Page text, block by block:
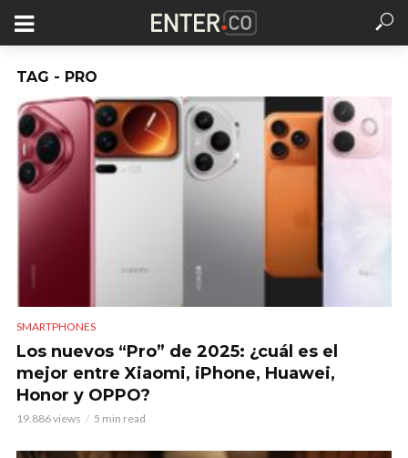
TAG - PRO
SMARTPHONES
Los nuevos “Pro” de 2025: ¿cuál es el
mejor entre Xiaomi, iPhone, Huawei,
Honor y OPPO?
19.886 views 5 min read